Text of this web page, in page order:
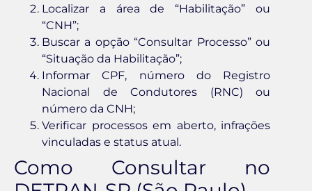
Localizar a área de “Habilitação” ou
“CNH”;
Buscar a opção “Consultar Processo” ou
“Situação da Habilitação”;
Informar CPF, número do Registro
Nacional de Condutores (RNC) ou
número da CNH;
Verificar processos em aberto, infrações
vinculadas e status atual.
Como Consultar no